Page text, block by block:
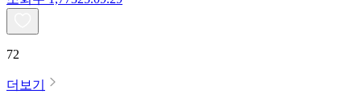
72
더보기